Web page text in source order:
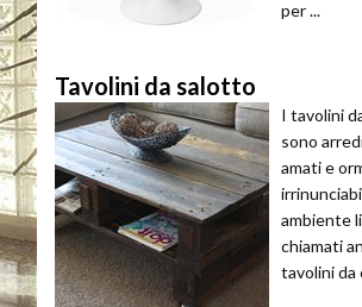
per ...
Tavolini da salotto
I tavolini
sono
amati e
ambiente
chiamati
tavolini da